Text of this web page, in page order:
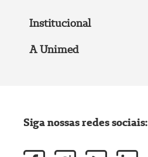
Institucional
A Unimed
Siga nossas redes sociais: